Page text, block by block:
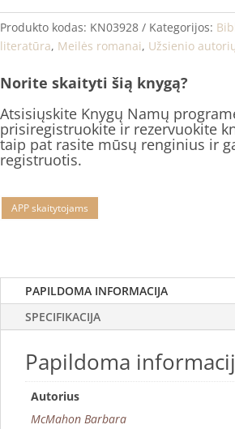
Produkto kodas: KN03928 Kategorijos:
literatūra, Meilės romanai, Užsienio
Norite skaityti šią knygą?
Atsisiųskite Knygų Namų
prisiregistruokite ir rezervuokite
taip pat rasite mūsų renginius ir
registruotis.
APP skaitytojams
PAPILDOMA INFORMACIJA
SPECIFIKACIJA
Papildoma
Autorius
McMahon Barbara